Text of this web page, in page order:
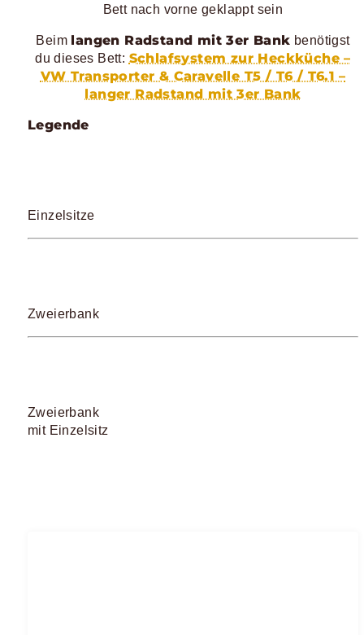
Bett nach vorne geklappt sein
Beim langen Radstand mit 3er Bank benötigst
du dieses Bett: Schlafsystem zur Heckküche –
VW Transporter & Caravelle T5 / T6 / T6.1 –
langer Radstand mit 3er Bank
Legende
Einzelsitze
Zweierbank
Zweierbank
mit Einzelsitz